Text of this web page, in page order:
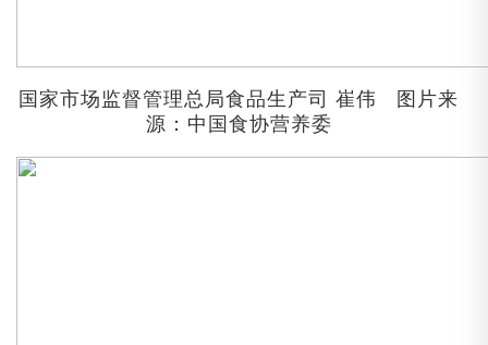
国家市场监督管理总局食品生产司 崔伟
图片来
源：中国食协营养委